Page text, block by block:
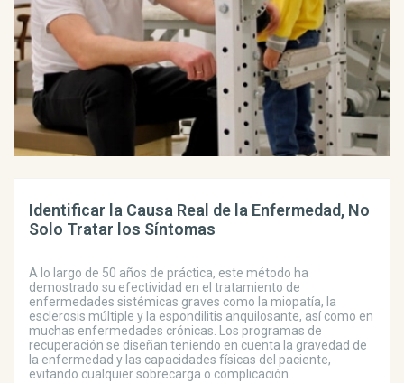
Identificar la Causa Real de la Enfermedad, No
Solo Tratar los Síntomas
A lo largo de 50 años de práctica, este método ha
demostrado su efectividad en el tratamiento de
enfermedades sistémicas graves como la miopatía, la
esclerosis múltiple y la espondilitis anquilosante, así como en
muchas enfermedades crónicas. Los programas de
recuperación se diseñan teniendo en cuenta la gravedad de
la enfermedad y las capacidades físicas del paciente,
evitando cualquier sobrecarga o complicación.